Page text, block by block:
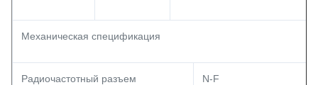
Механическая спецификация
Радиочастотный разъем N-F